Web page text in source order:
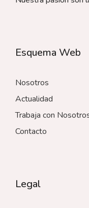
Esquema Web
Nosotros
Actualidad
Trabaja con
Contacto
Legal